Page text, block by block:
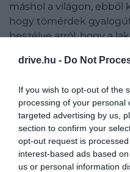
drive.hu - Do Not
If you wish to opt-out of the
processing of your personal
targeted advertising by us,
section to confirm your
opt-out request is
interest-based ads based
us or personal information
máshol a világon,
hogy tömérdek
beszélve arról, hogy a
kilométeren belül él az
szolgáltatásoktól. Akár
Venezia kávézóiban,
kikapcsolódni annyi
könnyedén elérhetjük
szeretünk sétálni.